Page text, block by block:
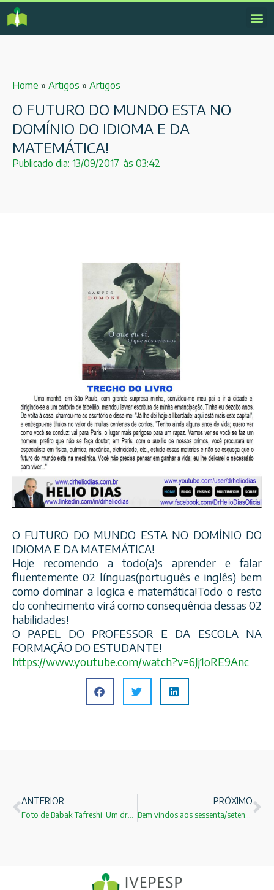
Home » Artigos » Artigos
O FUTURO DO MUNDO ESTA NO
DOMÍNIO DO IDIOMA E DA
MATEMÁTICA!
Publicado dia: 13/09/2017 às 03:42
O FUTURO DO MUNDO ESTA NO DOMÍNIO DO
IDIOMA E DA MATEMÁTICA!
Hoje recomendo a todo(a)s aprender e falar
fluentemente 02 línguas(português e inglês) bem
como dominar a logica e matemática!Todo o resto
do conhecimento virá como consequência dessas 02
habilidades!
O PAPEL DO PROFESSOR E DA ESCOLA NA
FORMAÇÃO DO ESTUDANTE!
https://www.youtube.com/watch?v=6Jj1oRE9Anc
ANTERIOR PRÓXIMO